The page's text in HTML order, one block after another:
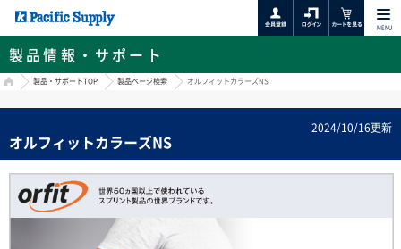
MENU
製品情報・サポート
HOME製品・サポートTOP 製品ページ検索 オルフィットカラーズNS
2024/10/16更新
オルフィットカラーズNS